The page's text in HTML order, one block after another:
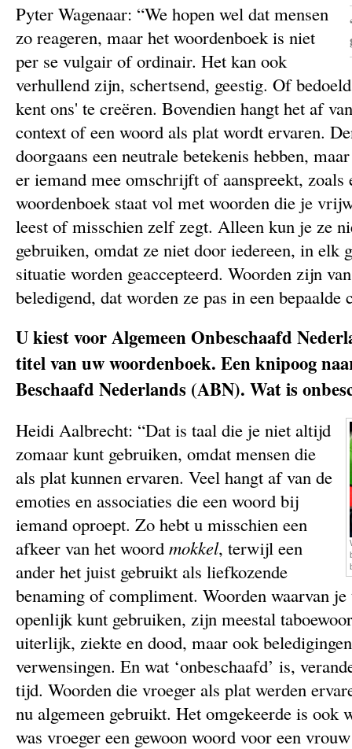
Pyter Wagenaar: “We hopen wel dat mensen
zo reageren, maar het woordenboek is niet
per se vulgair of ordinair. Het kan ook
verhullend zijn, schertsend, geestig. Of
kent ons' te creëren. Bovendien hangt het af
context of een woord als plat wordt ervaren.
doorgaans een neutrale betekenis hebben,
er iemand mee omschrijft of aanspreekt, zoals
woordenboek staat vol met woorden die je
leest of misschien zelf zegt. Alleen kun je ze
gebruiken, omdat ze niet door iedereen, in elk
situatie worden geaccepteerd. Woorden zijn
beledigend, dat worden ze pas in een bepaalde
U kiest voor Algemeen Onbeschaafd
titel van uw woordenboek. Een knipoog
Beschaafd Nederlands (ABN). Wat is
Heidi Aalbrecht: “Dat is taal die je niet altijd
zomaar kunt gebruiken, omdat mensen die
als plat kunnen ervaren. Veel hangt af van de
emoties en associaties die een woord bij
iemand oproept. Zo hebt u misschien een
afkeer van het woord mokkel, terwijl een
ander het juist gebruikt als liefkozende
benaming of compliment. Woorden waarvan
openlijk kunt gebruiken, zijn meestal
uiterlijk, ziekte en dood, maar ook
verwensingen. En wat ‘onbeschaafd’ is,
tijd. Woorden die vroeger als plat werden
nu algemeen gebruikt. Het omgekeerde is ook
was vroeger een gewoon woord voor een